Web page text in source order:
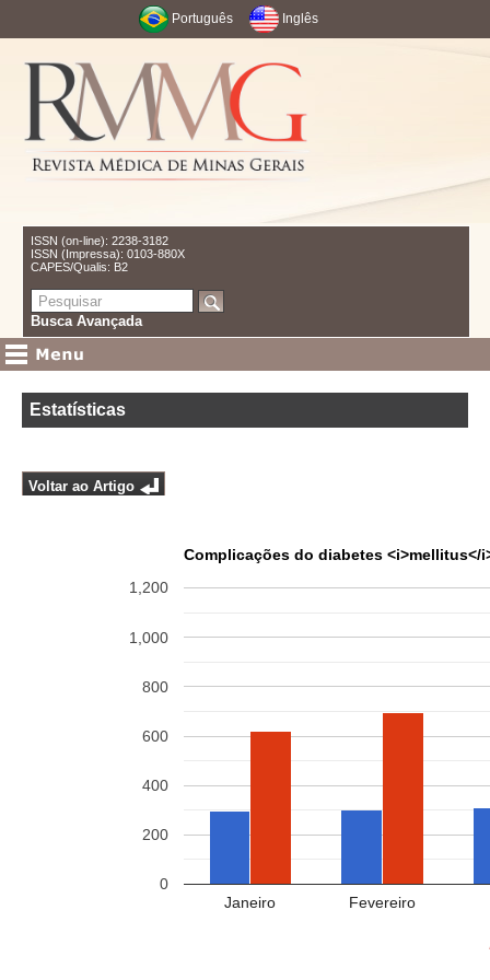
Português Inglês
ISSN (on-line): 2238-3182
ISSN (Impressa): 0103-880X
CAPES/Qualis: B2
Busca Avançada
Estatísticas
Voltar ao Artigo
Complicações do diabetes
Janeiro Fevereiro
0
200
400
600
800
1,000
1,200